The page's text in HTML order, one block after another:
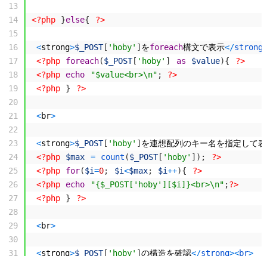
13
14
15
16
17
18
19
20
21
22
23
24
25
26
27
28
29
30
31
<?php }else{ ?>
<strong>$_POST[ 'hoby' ] をforeach構文で表示</strong
<?php
foreach($_POST[ 'hoby' ] as $value){
?>
<?php
echo "$value<br>\n" ;
?>
<?php
} ?>
<br>
<strong>$_POST[ 'hoby' ] を連想配列のキー名を指定して
<?php
$max = count ($_POST[ 'hoby' ] ) ;
?>
<?php
for($i=0; $i<$max; $i++){
?>
<?php
echo "{$_POST['hoby'][$i]}<br>\n" ;?>
<?php
} ?>
<br>
<strong>$_POST[ 'hoby' ] の構造を確認</strong><br>